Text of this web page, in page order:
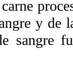
y de
sangre